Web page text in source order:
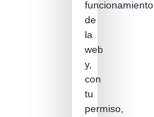
funcionamiento
de
la
web
y,
con
tu
permiso,